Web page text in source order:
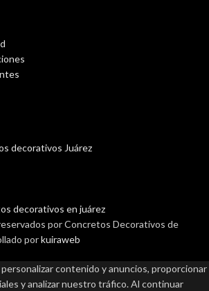
decorativos Juárez
decorativos en juárez
por Concretos Decorativos de
porkuiraweb
contenido y anuncios, proporcionar
y analizar nuestro tráfico. Al continuar